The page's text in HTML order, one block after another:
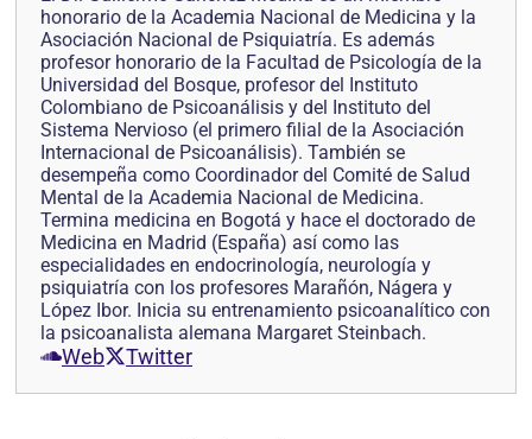
honorario de la Academia Nacional de Medicina y la
Asociación Nacional de Psiquiatría. Es además
profesor honorario de la Facultad de Psicología de la
Universidad del Bosque, profesor del Instituto
Colombiano de Psicoanálisis y del Instituto del
Sistema Nervioso (el primero filial de la Asociación
Internacional de Psicoanálisis). También se
desempeña como Coordinador del Comité de Salud
Mental de la Academia Nacional de Medicina.
Termina medicina en Bogotá y hace el doctorado de
Medicina en Madrid (España) así como las
especialidades en endocrinología, neurología y
psiquiatría con los profesores Marañón, Nágera y
López Ibor. Inicia su entrenamiento psicoanalítico con
la psicoanalista alemana Margaret Steinbach.
Web Twitter